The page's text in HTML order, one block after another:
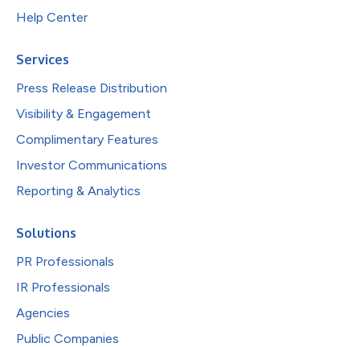
Help Center
Services
Press Release Distribution
Visibility & Engagement
Complimentary Features
Investor Communications
Reporting & Analytics
Solutions
PR Professionals
IR Professionals
Agencies
Public Companies